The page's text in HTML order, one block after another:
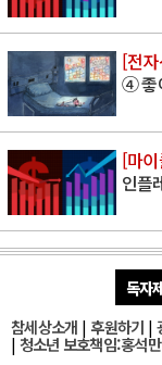
[전
④ 좋
[마
인플
독자
참세상소개 | 후원하기 |
| 청소년 보호책임:홍석만